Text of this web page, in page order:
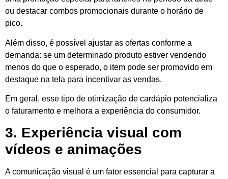
ou destacar combos promocionais durante o horário de
pico.
Além disso, é possível ajustar as ofertas conforme a
demanda: se um determinado produto estiver vendendo
menos do que o esperado, o item pode ser promovido em
destaque na tela para incentivar as vendas.
Em geral, esse tipo de otimização de cardápio potencializa
o faturamento e melhora a experiência do consumidor.
3. Experiência visual com
vídeos e animações
A comunicação visual é um fator essencial para capturar a